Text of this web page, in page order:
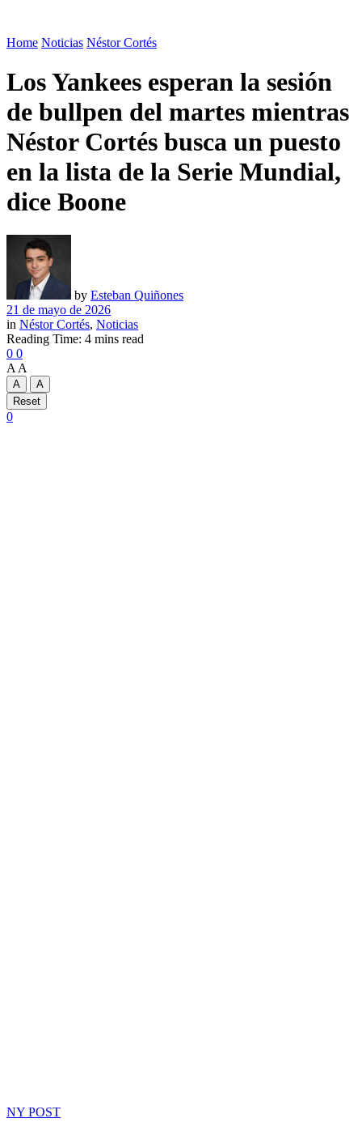
Home Noticias Néstor Cortés
Los Yankees esperan la sesión
de bullpen del martes mientras
Néstor Cortés busca un puesto
en la lista de la Serie Mundial,
dice Boone
by Esteban Quiñones
21 de mayo de 2026
in Néstor Cortés, Noticias
Reading Time: 4 mins read
0 0
A A
A
A
Reset
0
NY POST